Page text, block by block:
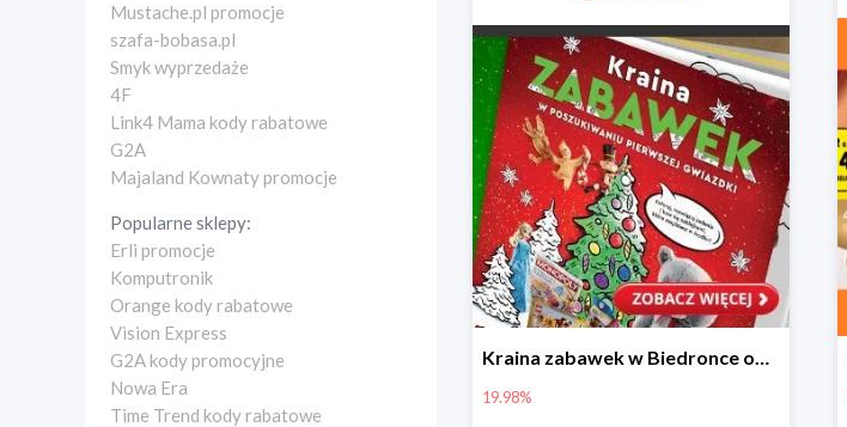
Mustache.pl promocje
szafa-bobasa.pl
Smyk wyprzedaże
4F
Link4 Mama kody rabatowe
G2A
Majaland Kownaty promocje
Popularne sklepy:
Erli promocje
Komputronik
Orange kody rabatowe
Vision Express
G2A kody promocyjne
Nowa Era
Time Trend kody rabatowe
Kraina zabawek w Biedronce od 19,99 zł
19.98%